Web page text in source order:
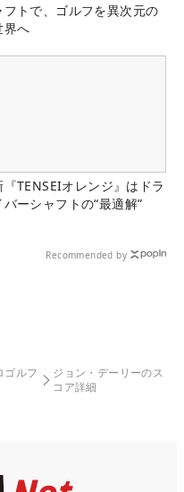
フトで、ゴルフを異次元の
界へ
『TENSEIオレンジ』はドラ
バーシャフトの“最適解”
Recommended by
ゴルフ
ジョン・デーリーのス
コア詳細